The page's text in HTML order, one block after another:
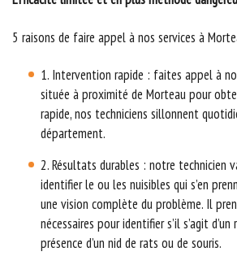
5 raisons de faire appel à nos services à
1. Intervention rapide : faites appel à
située à proximité de Morteau pour
rapide, nos techniciens sillonnent
département.
2. Résultats durables : notre technicien
identifier le ou les nuisibles qui s’en
une vision complète du problème. Il
nécessaires pour identifier s’il s’agit
présence d’un nid de rats ou de souris.